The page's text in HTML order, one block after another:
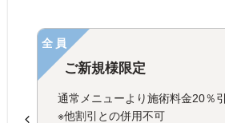
全員
ご新規様限定
通常メニューより施術料金20％
※他割引との併用不可